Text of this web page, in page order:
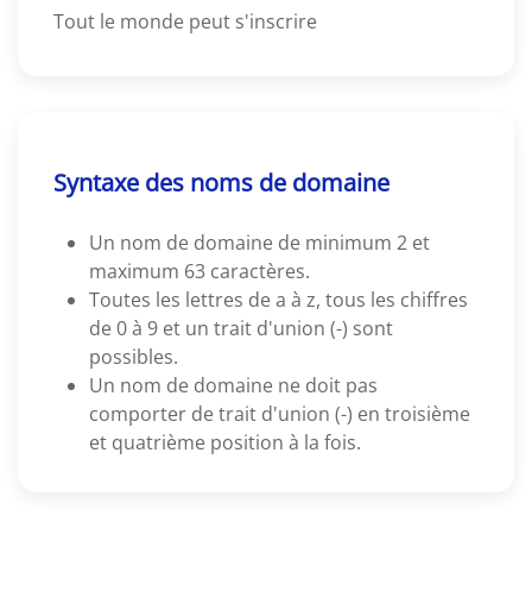
Tout le monde peut s'inscrire
Syntaxe des noms de domaine
Un nom de domaine de minimum 2 et
maximum 63 caractères.
Toutes les lettres de a à z, tous les chiffres
de 0 à 9 et un trait d'union (-) sont
possibles.
Un nom de domaine ne doit pas
comporter de trait d'union (-) en troisième
et quatrième position à la fois.